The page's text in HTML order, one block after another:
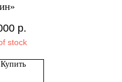
р.
stock
Купить